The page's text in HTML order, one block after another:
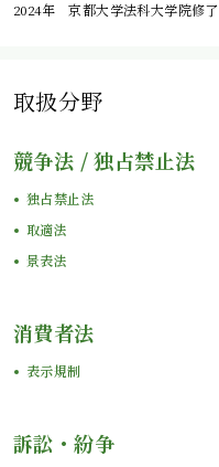
2024年 京都大学法科大学院修了
取扱分野
競争法 / 独占禁止法
独占禁止法
取適法
景表法
消費者法
表示規制
訴訟・紛争